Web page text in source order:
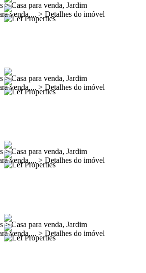
>Casa para venda, Jardim
venda,... > Detalhes do imóvel
>Casa para venda, Jardim
venda,... > Detalhes do imóvel
>Casa para venda, Jardim
venda,... > Detalhes do imóvel
>Casa para venda, Jardim
venda,... > Detalhes do imóvel